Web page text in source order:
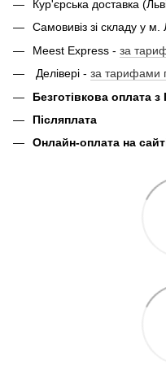
Кур'єрська доставка
Самовивіз зі складу у м.
Meest Express - за
Делівері - за тарифами
Безготівкова оплата
Післяплата
Онлайн-оплата на